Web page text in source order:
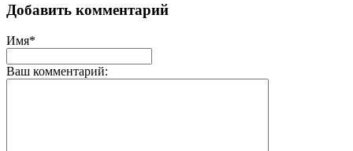
Добавить комментарий
Имя*
Ваш комментарий: